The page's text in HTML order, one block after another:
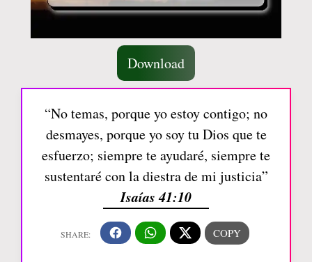
Download
“No temas, porque yo estoy contigo; no
desmayes, porque yo soy tu Dios que te
esfuerzo; siempre te ayudaré, siempre te
sustentaré con la diestra de mi justicia”
Isaías 41:10